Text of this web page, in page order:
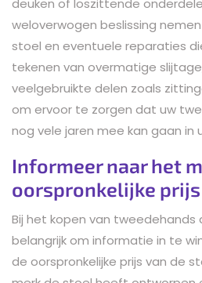
weloverwogen beslissing
stoel en eventuele reparaties
tekenen van overmatige
veelgebruikte delen zoals
om ervoor te zorgen dat uw
nog vele jaren mee kan gaan in
Informeer naar het
oorspronkelijke
Bij het kopen van tweedehands
belangrijk om informatie in te
de oorspronkelijke prijs van de